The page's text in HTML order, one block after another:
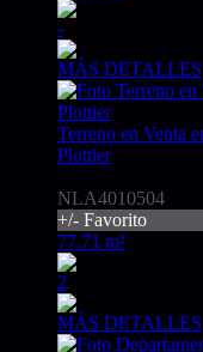
-
MÁS DETALLES
Terreno en Venta
Plottier
NLA4010504
+/- Favorito
77.71 m²
2
MÁS DETALLES